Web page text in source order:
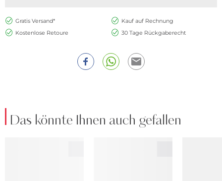
Gratis Versand*
Kauf auf Rechnung
Kostenlose Retoure
30 Tage Rückgaberecht
Das könnte Ihnen auch gefallen